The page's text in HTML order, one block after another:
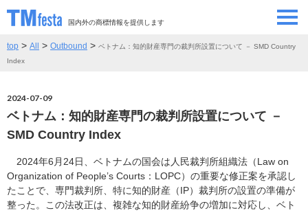
国内外の商標情報を提供します
SEMINAR/EVENT
CONTRIBUTORS 情報提供者
CONTACT お問い合わせ
top > All > Outbound > ベトナム：知的財産専門の裁判所設置について － SMD Country
Index
2024-07-09
ベトナム：知的財産専門の裁判所設置について －
SMD Country Index
2024年6月24日、ベトナムの国会は人民裁判所組織法（Law on
Organization of People’s Courts：LOPC）の重要な修正案を承認し
たことで、専門裁判所、特に知的財産（IP）裁判所の設置の準備が
整った。この法改正は、複雑な知的財産紛争の増加に対応し、ベト